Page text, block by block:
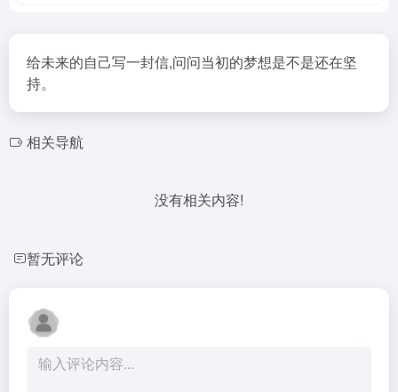
给未来的自己写一封信,问问当初的梦想是不是还在坚
持。
相关导航
没有相关内容!
暂无评论